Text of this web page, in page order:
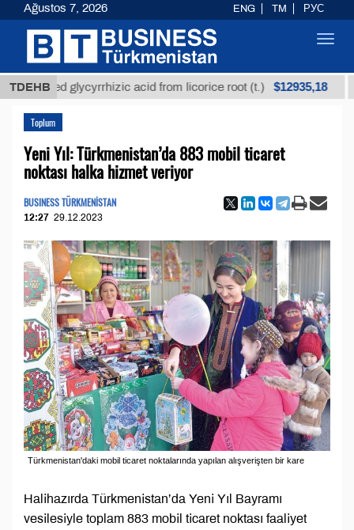
TDEHBglycyrrhizic acid from licorice root (t.) $12935,18
Toplum
Yeni Yıl: Türkmenistan’da 883 mobil ticaret
noktası halka hizmet veriyor
BUSINESS TÜRKMENİSTAN
12:27 29.12.2023
Türkmenistan'daki mobil ticaret noktalarında yapılan alışverişten bir kare
Halihazırda Türkmenistan’da Yeni Yıl Bayramı
vesilesiyle toplam 883 mobil ticaret noktası faaliyet
Ağustos 7, 2026 ENG TM РУС